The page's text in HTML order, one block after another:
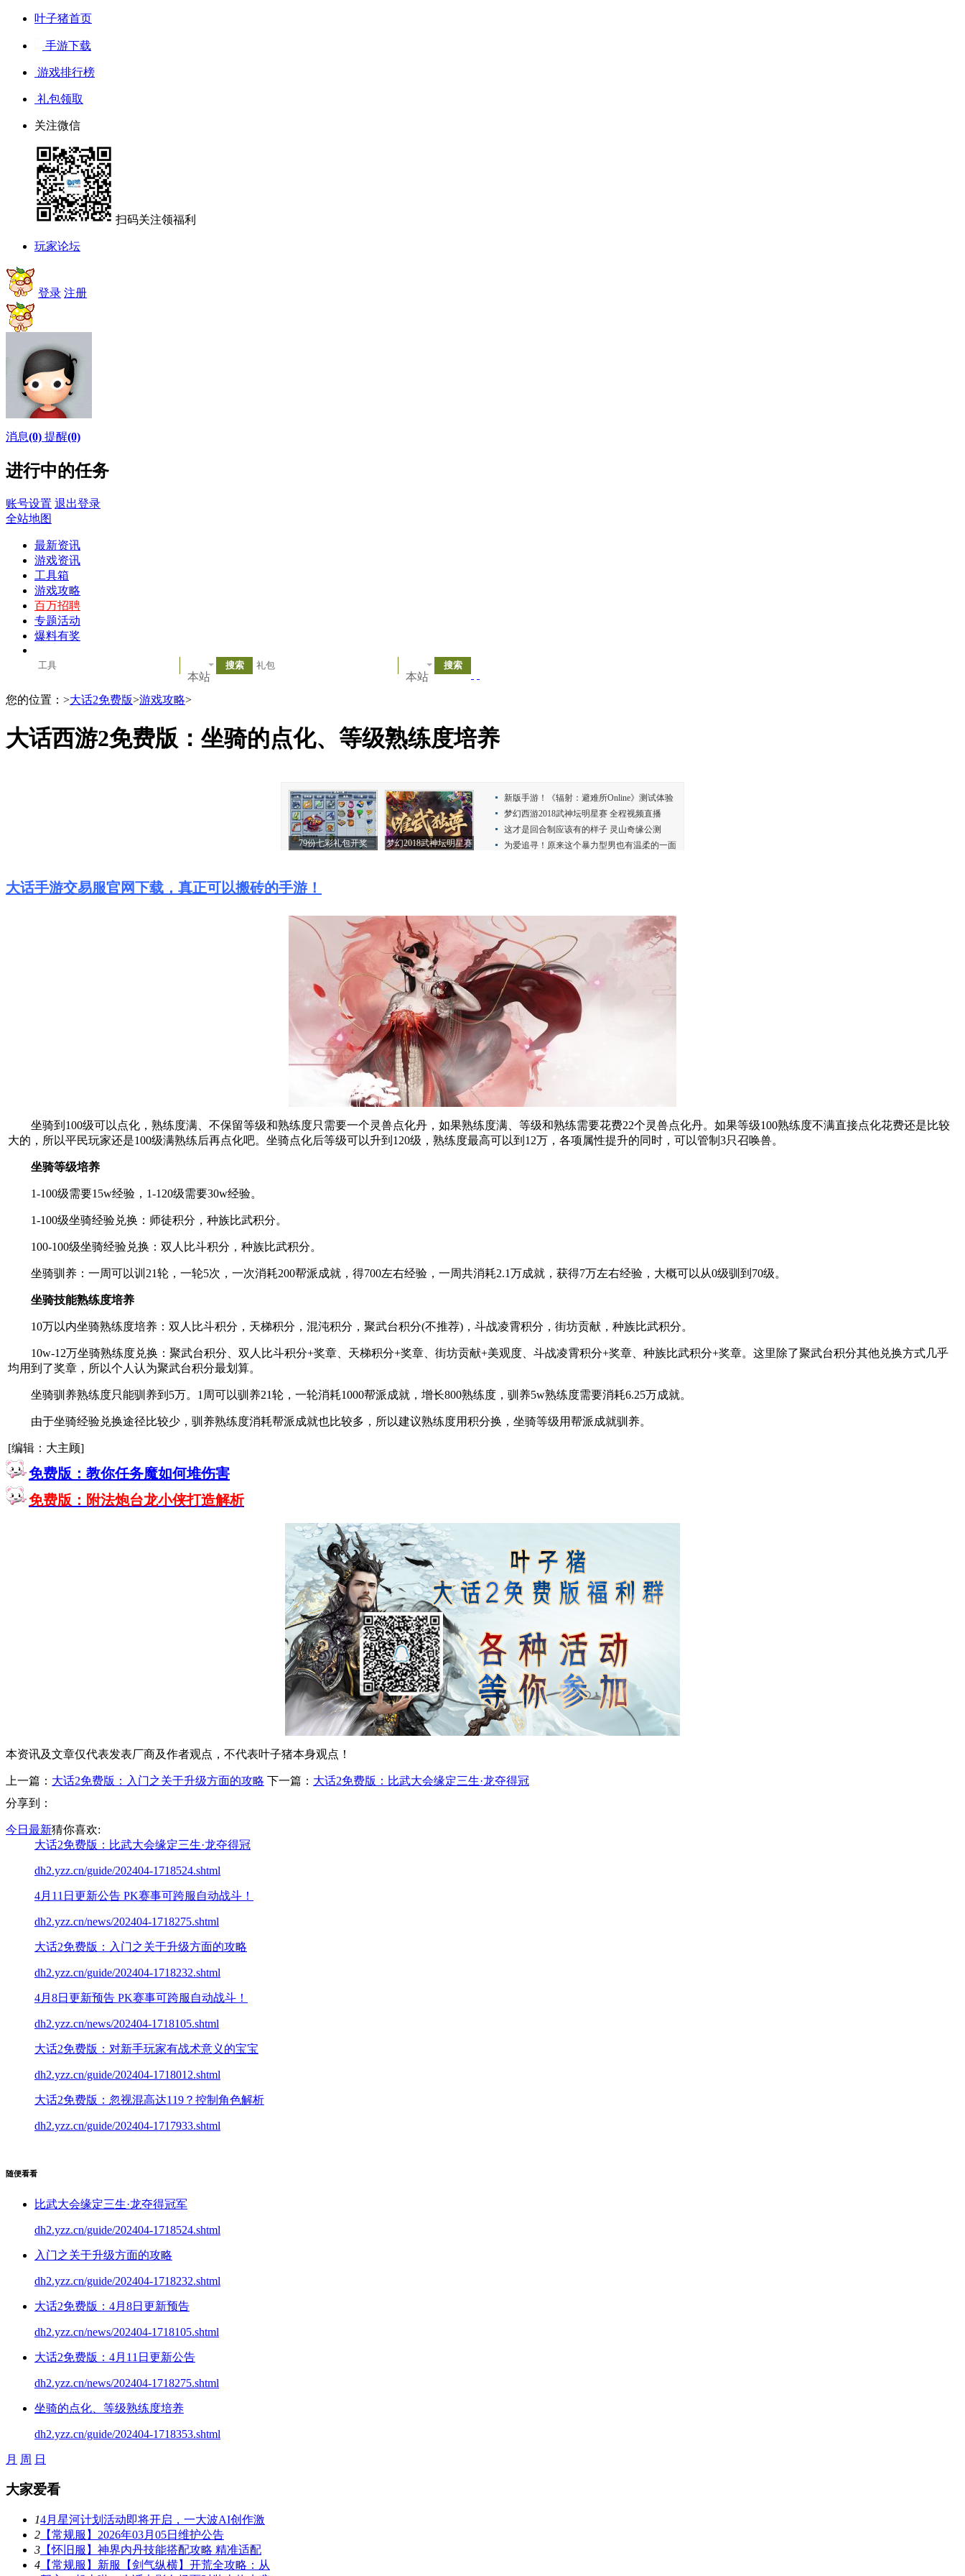
叶子猪首页
手游下载
游戏排行榜
礼包领取
关注微信
扫码关注领福利
玩家论坛
登录 注册
消息(0) 提醒(0)
进行中的任务
账号设置 退出登录
全站地图
最新资讯
游戏资讯
工具箱
游戏攻略
百万招聘
专题活动
爆料有奖
本站
本站
您的位置： >大话2免费版>游戏攻略>
大话西游2免费版：坐骑的点化、等级熟练度培养
大话手游交易服官网下载，真正可以搬砖的手游！
坐骑到100级可以点化，熟练度满、不保留等级和熟练度只需要一个灵兽点化丹，如果熟练度满、等级和熟练需要花费22个灵兽点化丹。如果等级100熟练度不满直接点化花费还是比较
大的，所以平民玩家还是100级满熟练后再点化吧。坐骑点化后等级可以升到120级，熟练度最高可以到12万，各项属性提升的同时，可以管制3只召唤兽。
坐骑等级培养
1-100级需要15w经验，1-120级需要30w经验。
1-100级坐骑经验兑换：师徒积分，种族比武积分。
100-100级坐骑经验兑换：双人比斗积分，种族比武积分。
坐骑驯养：一周可以训21轮，一轮5次，一次消耗200帮派成就，得700左右经验，一周共消耗2.1万成就，获得7万左右经验，大概可以从0级驯到70级。
坐骑技能熟练度培养
10万以内坐骑熟练度培养：双人比斗积分，天梯积分，混沌积分，聚武台积分(不推荐)，斗战凌霄积分，街坊贡献，种族比武积分。
10w-12万坐骑熟练度兑换：聚武台积分、双人比斗积分+奖章、天梯积分+奖章、街坊贡献+美观度、斗战凌霄积分+奖章、种族比武积分+奖章。这里除了聚武台积分其他兑换方式几乎
均用到了奖章，所以个人认为聚武台积分最划算。
坐骑驯养熟练度只能驯养到5万。1周可以驯养21轮，一轮消耗1000帮派成就，增长800熟练度，驯养5w熟练度需要消耗6.25万成就。
由于坐骑经验兑换途径比较少，驯养熟练度消耗帮派成就也比较多，所以建议熟练度用积分换，坐骑等级用帮派成就驯养。
[编辑：大主顾]
免费版：教你任务魔如何堆伤害
免费版：附法炮台龙小侠打造解析
本资讯及文章仅代表发表厂商及作者观点，不代表叶子猪本身观点！
上一篇： 大话2免费版：入门之关于升级方面的攻略 下一篇： 大话2免费版：比武大会缘定三生·龙夺得冠
分享到：
今日最新猜你喜欢:
大话2免费版：比武大会缘定三生·龙夺得冠
dh2.yzz.cn/guide/202404-1718524.shtml
4月11日更新公告 PK赛事可跨服自动战斗！
dh2.yzz.cn/news/202404-1718275.shtml
大话2免费版：入门之关于升级方面的攻略
dh2.yzz.cn/guide/202404-1718232.shtml
4月8日更新预告 PK赛事可跨服自动战斗！
dh2.yzz.cn/news/202404-1718105.shtml
大话2免费版：对新手玩家有战术意义的宝宝
dh2.yzz.cn/guide/202404-1718012.shtml
大话2免费版：忽视混高达119？控制角色解析
dh2.yzz.cn/guide/202404-1717933.shtml
随便看看
比武大会缘定三生·龙夺得冠军
dh2.yzz.cn/guide/202404-1718524.shtml
入门之关于升级方面的攻略
dh2.yzz.cn/guide/202404-1718232.shtml
大话2免费版：4月8日更新预告
dh2.yzz.cn/news/202404-1718105.shtml
大话2免费版：4月11日更新公告
dh2.yzz.cn/news/202404-1718275.shtml
坐骑的点化、等级熟练度培养
dh2.yzz.cn/guide/202404-1718353.shtml
月 周 日
大家爱看
14月星河计划活动即将开启，一大波AI创作激
2 【常规服】2026年03月05日维护公告
3 【怀旧服】神界内丹技能搭配攻略 精准适配
4 【常规服】新服【剑气纵横】开荒全攻略：从